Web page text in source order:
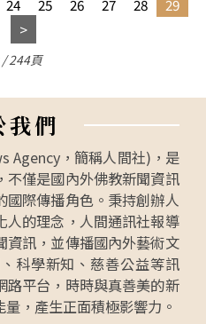
24 25 26 27 28
29
/ 244頁
我們
Agency，簡稱人間社)，是
不僅是國內外佛教新聞資訊
際傳播角色。秉持創辦人
人的理念，人間通訊社報導
資訊，並傳播國內外藝術文
科學新知、慈善公益等訊
路平台，時時與真善美的新
，產生正面積極影響力。